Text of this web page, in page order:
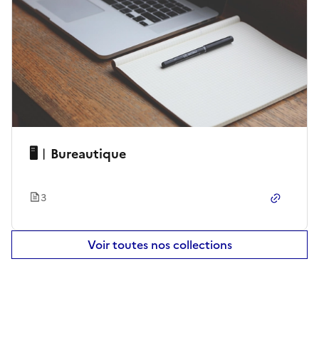
🖥︱Bureautique
3 Copier
Voir toutes nos collections